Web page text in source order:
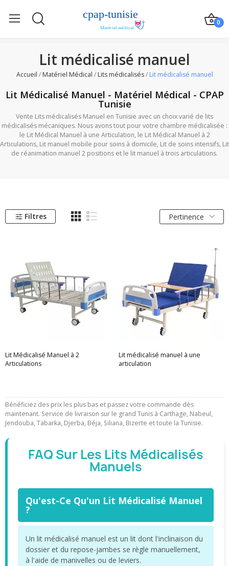
0
Lit médicalisé manuel
Accueil Matériel Médical Lits médicalisés Lit médicalisé manuel
Lit Médicalisé Manuel - Matériel Médical - CPAP
Tunisie
Vente Lits médicalisés Manuel en Tunisie avec un choix varié de lits
médicalisés mécaniques. Nous avons tout pour votre chambre médicalisée :
le Lit Médical Manuel à une Articulation, le Lit Médical Manuel à 2
Articulations, Lit manuel mobile pour soins à domicile, Lit de soins intensifs, Lit
de réanimation manuel 2 positions et le lit manuel à trois articulations.
Filtres Pertinence
Lit Médicalisé Manuel à 2
Articulations
Lit médicalisé manuel à une
articulation
Bénéficiez des prix les plus bas et passez votre commande dès
maintenant. Service de livraison sur le grand Tunis à Carthage, Nabeul,
Jendouba, Tabarka, Djerba, Béja, Siliana, Bizerte et toute la Tunisie.
FAQ Sur Les Lits Médicalisés
Manuels
Qu'est-Ce Qu'un Lit Médicalisé Manuel
?
Un lit médicalisé manuel est un lit dont l'inclinaison du
dossier et du repose-jambes se règle manuellement,
à l'aide de manivelles ou de leviers.